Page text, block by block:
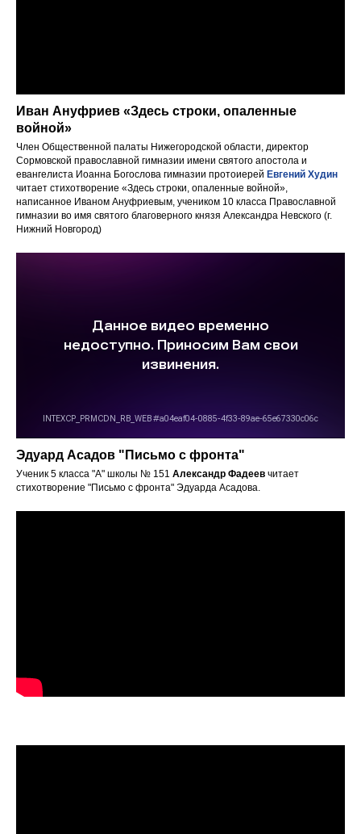
Иван Ануфриев «Здесь строки, опаленные
войной»
Член Общественной палаты Нижегородской области, директор
Сормовской православной гимназии имени святого апостола и
евангелиста Иоанна Богослова гимназии протоиерей Евгений Худин
читает стихотворение «Здесь строки, опаленные войной»,
написанное Иваном Ануфриевым, учеником 10 класса Православной
гимназии во имя святого благоверного князя Александра Невского (г.
Нижний Новгород)
Эдуард Асадов "Письмо с фронта"
Ученик 5 класса "А" школы № 151 Александр Фадеев читает
стихотворение "Письмо с фронта" Эдуарда Асадова.